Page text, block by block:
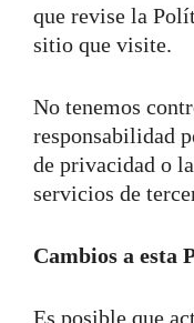
que revise la
sitio que visite.
No tenemos
responsabilidad
de privacidad o
servicios de
Cambios a esta
Es posible que